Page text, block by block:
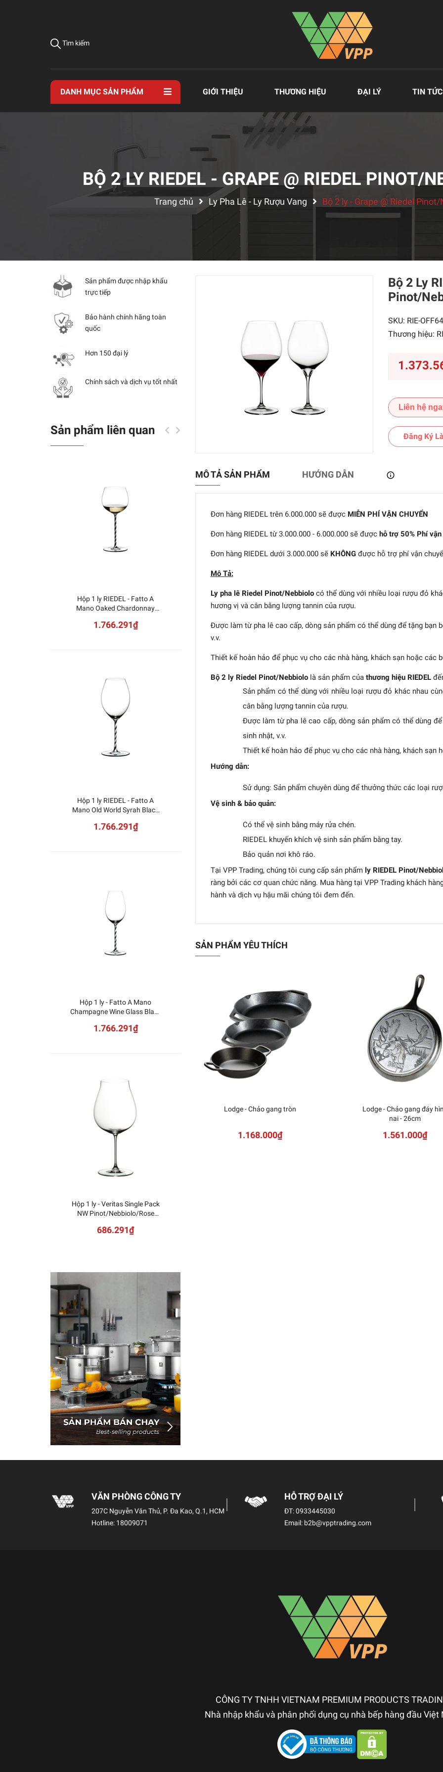
Tìm kiếm
DANH MỤC SẢN PHẨM GIỚI THIỆU THƯƠNG HIỆU ĐẠI LÝ TIN TỨC
BỘ 2 LY RIEDEL - GRAPE @ RIEDEL PINOT/
Trang chủ Ly Pha Lê - Ly Rượu Vang Bộ 2 ly - Grape @ Riedel
Bộ 2 Ly
Pinot/
SKU: RIE-
Thương hiệu:
Liên hệ
Đăng Ký
MÔ TẢ SẢN PHẨM HƯỚNG DẪN
Đơn hàng RIEDEL trên 6.000.000 sẽ được MIỄN PHÍ VẬN CHUYỂN
Đơn hàng RIEDEL từ 3.000.000 - 6.000.000 sẽ đượchỗ trợ 50% Phí vận
Đơn hàng RIEDEL dưới 3.000.000 sẽ KHÔNGđược hỗ trợ phí vận
Mô Tả:
Ly pha lê Riedel Pinot/Nebbiolocó thể dùng với nhiều loại rượu đỏ
hương vị và cân bằng lượng tannin của rượu.
Được làm từ pha lê cao cấp, dòng sản phẩm có thể dùng để tặng bạn
v.v.
Thiết kế hoàn hảo để phục vụ cho các nhà hàng, khách sạn hoặc các
Bộ 2 ly Riedel Pinot/Nebbiololà sản phẩm của thương hiệu RIEDEL
Sản phẩm có thể dùng với nhiều loại rượu đỏ khác nhau
cân bằng lượng tannin của rượu.
Được làm từ pha lê cao cấp, dòng sản phẩm có thể dùng
sinh nhật, v.v.
Thiết kế hoàn hảo để phục vụ cho các nhà hàng, khách sạn
Hướng dẫn:
Sử dụng: Sản phẩm chuyên dùng để thưởng thức các loại
Vệ sinh & bảo quản:
Có thể vệ sinh bằng máy rửa chén.
RIEDEL khuyến khích vệ sinh sản phẩm bằng tay.
Bảo quản nơi khô ráo.
Tại VPP Trading, chúng tôi cung cấp sản phẩm ly RIEDEL Pinot/
ràng bởi các cơ quan chức năng. Mua hàng tại VPP Trading khách
hành và dịch vụ hậu mãi chúng tôi đem đến.
SẢN PHẨM YÊU THÍCH
Lodge - Chảo gang tròn
1.168.000₫
Lodge - Chảo gang đáy
nai - 26cm
1.561.000₫
Sản phẩm được nhập khẩu
trực tiếp
Bảo hành chính hãng toàn
quốc
Hơn 150 đại lý
Chính sách và dịch vụ tốt nhất
Sản phẩm liên quan
Hộp 1 ly RIEDEL - Fatto A
Mano Oaked Chardonnay
Twisted 4900/97BWT
1.766.291₫
Hộp 1 ly RIEDEL - Fatto A
Mano Old World Syrah Black
1.766.291₫
Hộp 1 ly - Fatto A Mano
Champagne Wine Glass Black
1.766.291₫
Hộp 1 ly - Veritas Single Pack
NW Pinot/Nebbiolo/Rose
686.291₫
NUDE - Ly rượu sâm panh
Stem Zero Volcano
2.346.545₫
NUDE - Ly rượu đỏ Stem Zero
Elegant Large - S
1.499.000₫
NUDE - Ly rượu đỏ Stem Zero
Elegant (M)
1.569.927₫
VĂN PHÒNG CÔNG TY
207C Nguyễn Văn Thủ, P. Đa Kao, Q.1, HCM
Hotline: 18009071
HỖ TRỢ ĐẠI LÝ
ĐT:0933445030
Email: b2b@vpptrading.com
CÔNG TY TNHH VIETNAM PREMIUM PRODUCTS
Nhà nhập khẩu và phân phối dụng cụ nhà bếp hàng đầu Việt